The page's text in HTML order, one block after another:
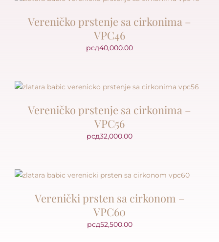
Vereničko prstenje sa cirkonima –
VPC46
рсд40,000.00
Vereničko prstenje sa cirkonima –
VPC56
рсд32,000.00
Verenički prsten sa cirkonom –
VPC60
рсд52,500.00